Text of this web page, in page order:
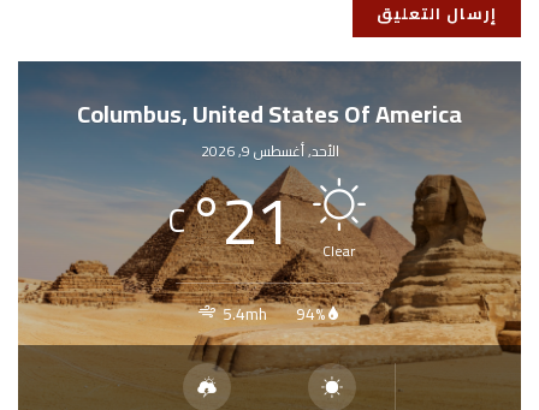
Columbus, United States Of America
الأحد, أغسطس 9, 2026
Clear
21
°
C
94%
5.4mh